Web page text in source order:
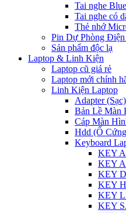
Tai nghe
Tai nghe có
Thẻ nhớ
Pin Dự Phòng Điện
Sản phẩm độc lạ
Laptop & Linh Kiện
Laptop cũ giá rẻ
Laptop mới chính
Linh Kiện Laptop
Adapter
Bản Lề Màn
Cáp Màn
Hdd (Ổ
Keyboard
KEY
KEY
KEY
KEY
KEY
KEY